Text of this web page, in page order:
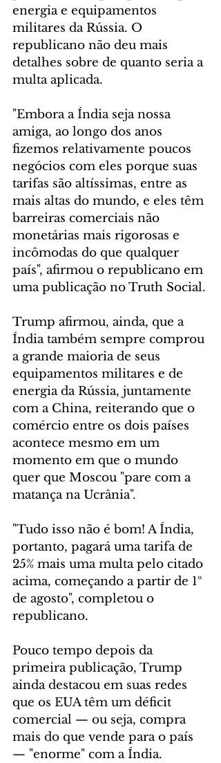
energia e equipamentos
militares da Rússia. O
republicano não deu mais
detalhes sobre de quanto seria a
multa aplicada.
"Embora a Índia seja nossa
amiga, ao longo dos anos
fizemos relativamente poucos
negócios com eles porque suas
tarifas são altíssimas, entre as
mais altas do mundo, e eles têm
barreiras comerciais não
monetárias mais rigorosas e
incômodas do que qualquer
país", afirmou o republicano em
uma publicação no Truth Social.
Trump afirmou, ainda, que a
Índia também sempre comprou
a grande maioria de seus
equipamentos militares e de
energia da Rússia, juntamente
com a China, reiterando que o
comércio entre os dois países
acontece mesmo em um
momento em que o mundo
quer que Moscou "pare com a
matança na Ucrânia".
"Tudo isso não é bom! A Índia,
portanto, pagará uma tarifa de
25% mais uma multa pelo citado
acima, começando a partir de 1º
de agosto", completou o
republicano.
Pouco tempo depois da
primeira publicação, Trump
ainda destacou em suas redes
que os EUA têm um déficit
comercial — ou seja, compra
mais do que vende para o país
— "enorme" com a Índia.